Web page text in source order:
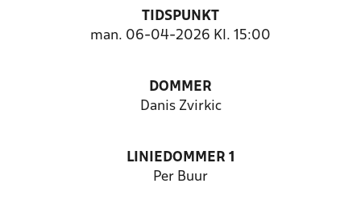
TIDSPUNKT
man. 06-04-2026 Kl. 15:00
DOMMER
Danis Zvirkic
LINIEDOMMER 1
Per Buur